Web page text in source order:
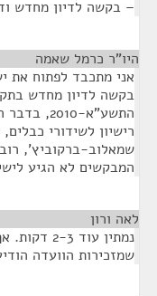
– בקשה לדיון מחדש
היו"ר כרמל שאמה
אני מתכבד לפתוח את
בקשה לדיון מחדש
התשע"א-
רישיון לשידורי
שמאלוב-ברקוביץ',
המבקשים לא הגיע
לאה ורון
נמתין
שמזכירות הוועדה